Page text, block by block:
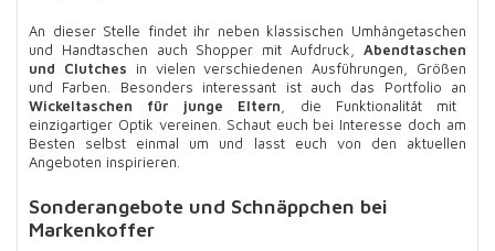
An dieser Stelle findet ihr neben klassischen Umhängetaschen
und Handtaschen auch Shopper mit Aufdruck, Abendtaschen
und Clutches in vielen verschiedenen Ausführungen, Größen
und Farben. Besonders interessant ist auch das Portfolio an
Wickeltaschen für junge Eltern, die Funktionalität mit
einzigartiger Optik vereinen. Schaut euch bei Interesse doch am
Besten selbst einmal um und lasst euch von den aktuellen
Angeboten inspirieren.
Sonderangebote und Schnäppchen bei
Markenkoffer